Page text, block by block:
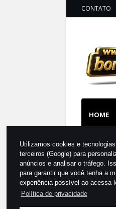
Utilizamos cookies e
terceiros (Google) para
anúncios e analisar o tráfego.
para garantir que você tenha a
experiência possível ao acessa-
Política de privacidade
CONTATO
HOME